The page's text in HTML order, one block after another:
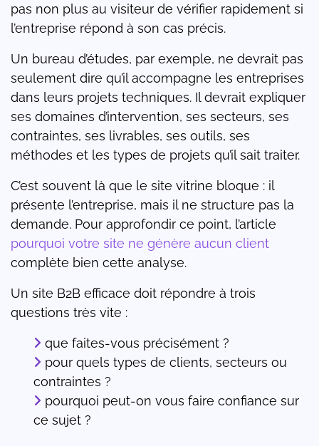
pas non plus au visiteur de vérifier rapidement si
l’entreprise répond à son cas précis.
Un bureau d’études, par exemple, ne devrait pas
seulement dire qu’il accompagne les entreprises
dans leurs projets techniques. Il devrait expliquer
ses domaines d’intervention, ses secteurs, ses
contraintes, ses livrables, ses outils, ses
méthodes et les types de projets qu’il sait traiter.
C’est souvent là que le site vitrine bloque : il
présente l’entreprise, mais il ne structure pas la
demande. Pour approfondir ce point, l’article
pourquoi votre site ne génère aucun client
complète bien cette analyse.
Un site B2B efficace doit répondre à trois
questions très vite :
que faites-vous précisément ?
pour quels types de clients, secteurs ou
contraintes ?
pourquoi peut-on vous faire confiance sur
ce sujet ?